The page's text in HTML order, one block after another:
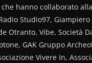
hanno collaborato
Studio97, Giampiero
Otranto, Vibe, Società
GAK Gruppo
Vivere In,